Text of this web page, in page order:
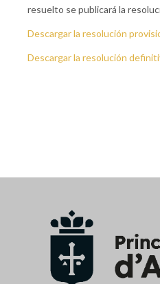
resuelto se publicará la
Descargar la resolución
Descargar la resolución